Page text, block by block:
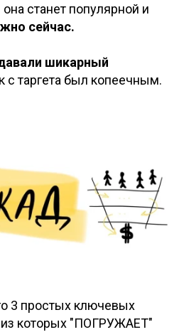
станет популярной и
сейчас.
шикарный
с таргета был копеечным.
3 простых ключевых
которых "ПОГРУЖАЕТ"